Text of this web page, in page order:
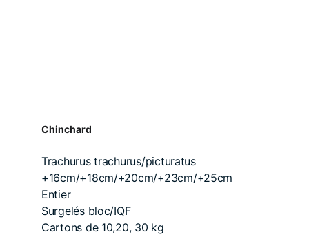
Chinchard
Trachurus trachurus/picturatus
+16cm/+18cm/+20cm/+23cm/+25cm
Entier
Surgelés bloc/IQF
Cartons de 10,20, 30 kg